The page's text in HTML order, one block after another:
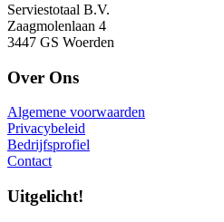
Serviestotaal B.V.
Zaagmolenlaan 4
3447 GS Woerden
Over Ons
Algemene voorwaarden
Privacybeleid
Bedrijfsprofiel
Contact
Uitgelicht!